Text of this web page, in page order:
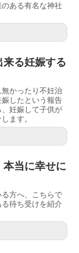
ある有名な神社
る妊娠する
かったり不妊治
したという報告
妊娠して子供が
ます。
当に幸せに
方へ、こちらで
待ち受けを紹介